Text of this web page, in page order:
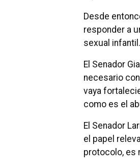
Desde
responder a
sexual infantil.
El Senador
necesario
vaya
como es el
El Senador
el papel
protocolo, es